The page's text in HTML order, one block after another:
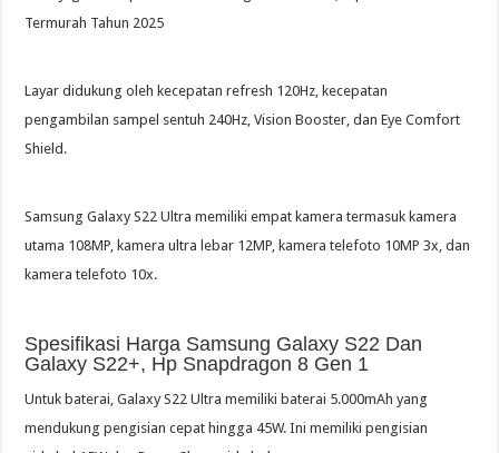
Termurah Tahun 2025
Layar didukung oleh kecepatan refresh 120Hz, kecepatan
pengambilan sampel sentuh 240Hz, Vision Booster, dan Eye Comfort
Shield.
Samsung Galaxy S22 Ultra memiliki empat kamera termasuk kamera
utama 108MP, kamera ultra lebar 12MP, kamera telefoto 10MP 3x, dan
kamera telefoto 10x.
Spesifikasi Harga Samsung Galaxy S22 Dan
Galaxy S22+, Hp Snapdragon 8 Gen 1
Untuk baterai, Galaxy S22 Ultra memiliki baterai 5.000mAh yang
mendukung pengisian cepat hingga 45W. Ini memiliki pengisian